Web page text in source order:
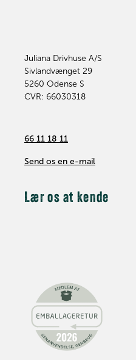
Juliana Drivhuse A/S
Sivlandvænget 29
5260 Odense S
CVR: 66030318
66 11 18 11
Send os en e-mail
Lær os at kende